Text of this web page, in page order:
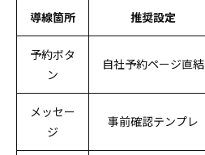
導線箇所 推奨設定
予約ボタ
ン
自社予約ページ直結
メッセー
ジ
事前確認テンプレ